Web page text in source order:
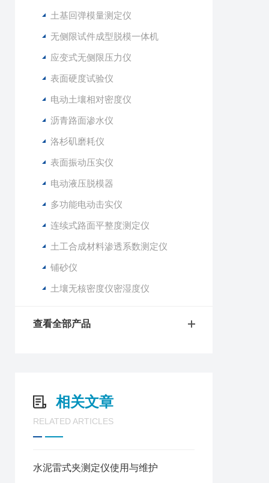
土基回弹模量测定仪
无侧限试件成型脱模一体机
应变式无侧限压力仪
表面硬度试验仪
电动土壤相对密度仪
沥青路面渗水仪
洛杉矶磨耗仪
表面振动压实仪
电动液压脱模器
多功能电动击实仪
连续式路面平整度测定仪
土工合成材料渗透系数测定仪
铺砂仪
土壤无核密度仪密湿度仪
查看全部产品
相关文章
RELATED ARTICLES
水泥雷式夹测定仪使用与维护